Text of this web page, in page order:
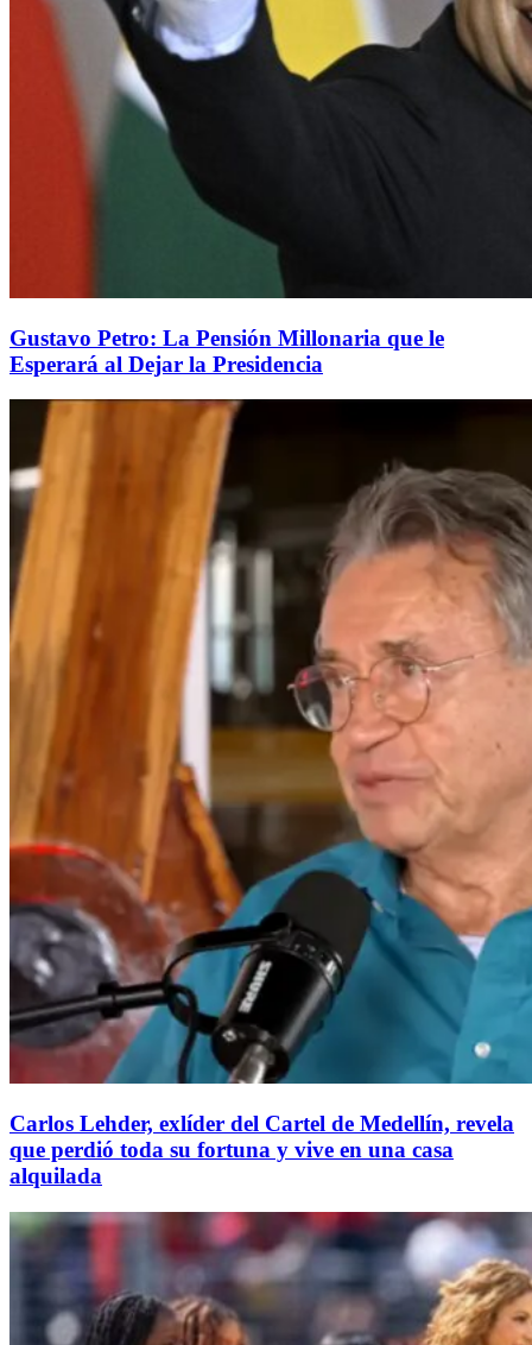
Gustavo Petro: La Pensión Millonaria que le
Esperará al Dejar la Presidencia
Carlos Lehder, exlíder del Cartel de Medellín, revela
que perdió toda su fortuna y vive en una casa
alquilada